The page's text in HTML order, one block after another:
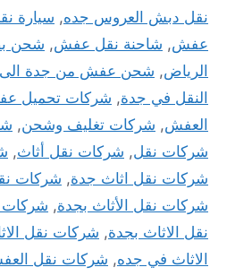
نقل دبش العروس جده, سيارة
عفش, شاحنة نقل عفش, شحن
الرياض, شحن عفش من جدة الى
النقل في جدة, شركات تحميل
العفش, شركات تغليف وشحن,
شركات نقل, شركات نقل أثاث,
شركات نقل اثاث جدة, شركات
شركات نقل الأثاث بجدة, شركات
نقل الاثاث بجدة, شركات نقل
الاثاث في جده, شركات نقل